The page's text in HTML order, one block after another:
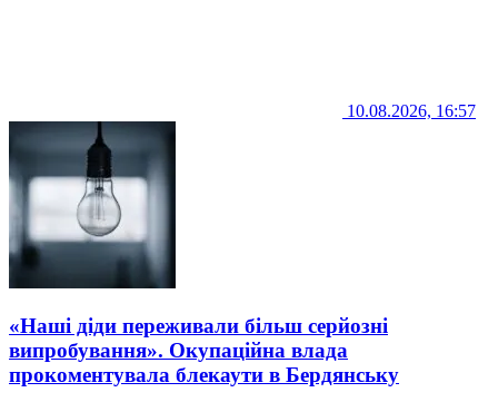
10.08.2026, 16:57
«Наші діди переживали більш серйозні
випробування». Окупаційна влада
прокоментувала блекаути в Бердянську